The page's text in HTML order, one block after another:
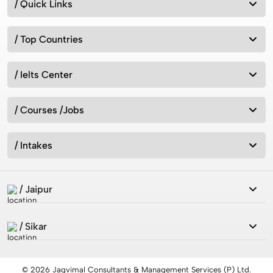
Abroad in 2026?
Best MSc Data Science Colleges in the UK in 2026?
/ Quick Links
/ Top Countries
/ Ielts Center
/ Courses /Jobs
/ Intakes
/ Jaipur
/ Sikar
© 2026 Jagvimal Consultants & Management Services (P) Ltd.